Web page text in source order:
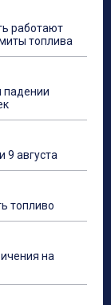
работают
топлива
падении
9 августа
топливо
на